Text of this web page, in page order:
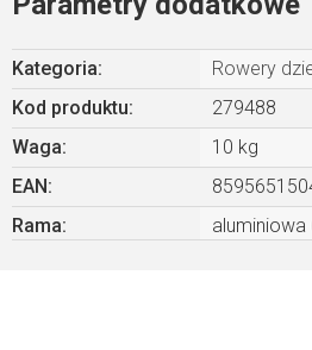
Kategoria:
Rowery
Kod produktu:
279488
Waga:
10 kg
EAN:
Rama: